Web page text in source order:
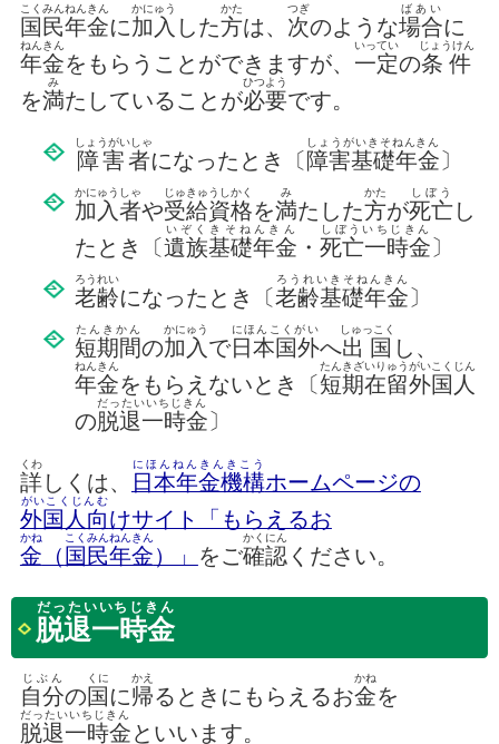
国民年金
こくみんねんきん
に加入
かにゅう
した方
かた
は、 次
つぎ
のような場合
ばあい
に
年金
ねんきん
をもらうことができますが、 一定
いってい
の条件
じょうけん
を満
み
たしていることが必要
ひつよう
です。
障害者
しょうがいしゃ
になったとき〔 障害基礎年金
しょうがいきそねんきん
〕
加入者
かにゅうしゃ
や受給資格
じゅきゅうしかく
を満
み
たした方
かた
が死亡
しぼう
し
たとき〔遺族基礎年金
いぞくきそねんきん
・ 死亡一時金
しぼういちじきん
〕
老齢
ろうれい
になったとき〔老齢基礎年金
ろうれいきそねんきん
〕
短期間
たんきかん
の加入
かにゅう
で日本国外
にほんこくがい
へ出国
しゅっこく
し、
年金
ねんきん
をもらえないとき〔 短期在留外国人
たんきざいりゅうがいこくじん
の脱退一時金
だったいいちじきん
〕
詳
くわ
しくは、 日本年金機構
にほんねんきんきこう
ホームページの
外国人向
がいこくじんむ
けサイト「もらえるお
金
かね
（ 国民年金
こくみんねんきん
）」 をご確認
かくにん
ください。
脱退一時金
だったいいちじきん
自分
じぶん
の国
くに
に帰
かえ
るときにもらえるお金
かね
を
脱退一時金
だったいいちじきん
といいます。